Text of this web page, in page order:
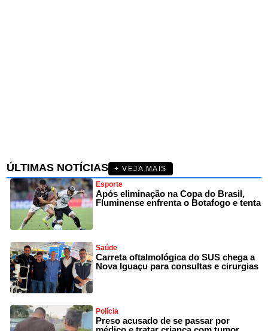
ÚLTIMAS NOTÍCIAS
+ VEJA MAIS
Esporte
Após eliminação na Copa do Brasil,
Fluminense enfrenta o Botafogo e tenta
Saúde
Carreta oftalmológica do SUS chega a
Nova Iguaçu para consultas e cirurgias
Polícia
Preso acusado de se passar por